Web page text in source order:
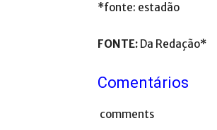
*fonte: estadão
FONTE: Da Redação*
Comentários
comments